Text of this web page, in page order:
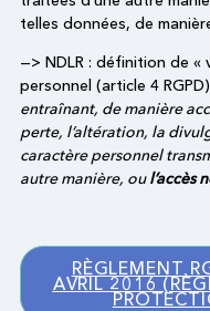
telles données, de
—> NDLR : définition de
personnel (article 4
entraînant, de manière
perte, l’altération, la
caractère personnel
autre manière, oul’accès
RÈGLEMENT
AVRIL 2016